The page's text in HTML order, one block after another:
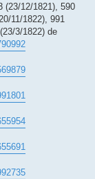
(23/12/1821), 590
11/1822), 991
3/1822) de